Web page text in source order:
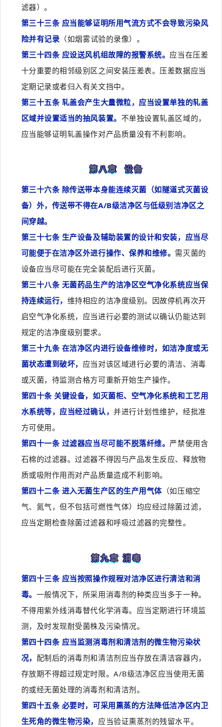
滤器）。
第三十三条 应当能够证明所用气流方式不会导致污染风
险并有记录 （如烟雾试验的录像）。
第三十四条 应设送风机组故障的报警系统。 应当在压差
十分重要的相邻级别区之间安装压差表。压差数据应当
定期记录或者归入有关文挡中。
第三十五条 轧盖会产生大量微粒，应当设置单独的轧盖
区域并设置适当的抽风装置。 不单独设置轧盖区域的，
应当能够证明轧盖操作对产品质量没有不利影响。
第八章 设备
第三十六条 除传送带本身能连续灭菌（如隧道式灭菌设
备）外，传送带不得在A/B级洁净区与低级别洁净区之
间穿越。
第三十七条 生产设备及辅助装置的设计和安装，应当尽
可能便于在洁净区外进行操作、保养和维修。 需灭菌的
设备应当尽可能在完全装配后进行灭菌。
第三十八条 无菌药品生产的洁净区空气净化系统应当保
持连续运行， 维持相应的洁净度级别。因故停机再次开
启空气净化系统，应当进行必要的测试以确认仍能达到
规定的洁净度级别要求。
第三十九条 在洁净区内进行设备维修时，如洁净度或无
菌状态遭到破坏， 应当对该区域进行必要的清洁、消毒
或灭菌，待监测合格方可重新开始生产操作。
第四十条 关键设备，如灭菌柜、空气净化系统和工艺用
水系统等，应当经过确认，并进行计划性维护，经批准
方可使用。
第四十一条 过滤器应当尽可能不脱落纤维。 严禁使用含
石棉的过滤器。过滤器不得因与产品发生反应、释放物
质或吸附作用而对产品质量造成不利影响。
第四十二条 进入无菌生产区的生产用气体（如压缩空
气、氮气，但不包括可燃性气体）均应经过除菌过滤，
应当定期检查除菌过滤器和呼吸过滤器的完整性。
第九章 消毒
第四十三条 应当按照操作规程对洁净区进行清洁和消
毒。 一般情况下，所采用消毒剂的种类应当多于一种。
不得用紫外线消毒替代化学消毒。应当定期进行环境监
测，及时发现耐受菌株及污染情况。
第四十四条 应当监测消毒剂和清洁剂的微生物污染状
况， 配制后的消毒剂和清洁剂应当存放在清洁容器内，
存放期不得超过规定时限。A/B级洁净区应当使用无菌
的或经无菌处理的消毒剂和清洁剂。
第四十五条 必要时，可采用熏蒸的方法降低洁净区内卫
生死角的微生物污染， 应当验证熏蒸剂的残留水平。